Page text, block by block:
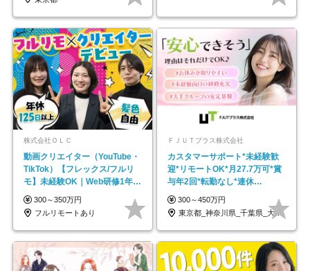
株式会社ＯＬＣ
動画クリエイター（YouTube・
TikTok）【フレックス/フルリ
モ】未経験OK｜Web研修1年間
｜副業OK
300～350万円
フルリモートあり
ＦＪＵＴプラス株式会社
カスタマーサポート*未経験歓
迎*リモートOK*月27.7万可*賞
与年2回*転勤なし*連休
OK/ZE010232
300～450万円
東京都_神奈川県_千葉県_大阪府_愛知県…